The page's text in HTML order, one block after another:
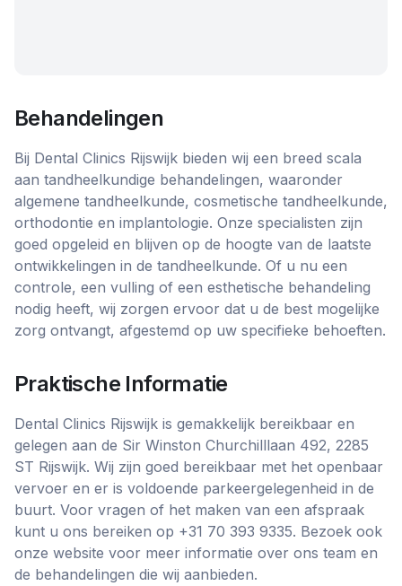
Behandelingen
Bij Dental Clinics Rijswijk bieden wij een breed scala
aan tandheelkundige behandelingen, waaronder
algemene tandheelkunde, cosmetische tandheelkunde,
orthodontie en implantologie. Onze specialisten zijn
goed opgeleid en blijven op de hoogte van de laatste
ontwikkelingen in de tandheelkunde. Of u nu een
controle, een vulling of een esthetische behandeling
nodig heeft, wij zorgen ervoor dat u de best mogelijke
zorg ontvangt, afgestemd op uw specifieke behoeften.
Praktische Informatie
Dental Clinics Rijswijk is gemakkelijk bereikbaar en
gelegen aan de Sir Winston Churchilllaan 492, 2285
ST Rijswijk. Wij zijn goed bereikbaar met het openbaar
vervoer en er is voldoende parkeergelegenheid in de
buurt. Voor vragen of het maken van een afspraak
kunt u ons bereiken op +31 70 393 9335. Bezoek ook
onze website voor meer informatie over ons team en
de behandelingen die wij aanbieden.